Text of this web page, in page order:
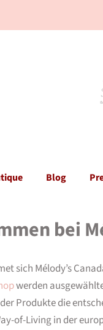
Blog
bei
sich Mélody’s
werden
Produkte die
of-Living in der